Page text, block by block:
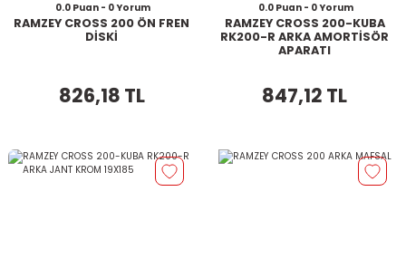
0.0 Puan - 0 Yorum
RAMZEY CROSS 200 ÖN FREN
DİSKİ
826,18 TL
0.0 Puan - 0 Yorum
RAMZEY CROSS 200-KUBA
RK200-R ARKA AMORTİSÖR
APARATI
847,12 TL